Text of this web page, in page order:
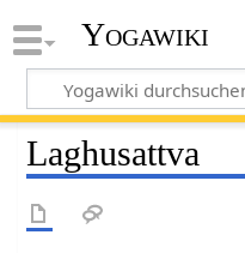
Yogawiki
Laghusattva